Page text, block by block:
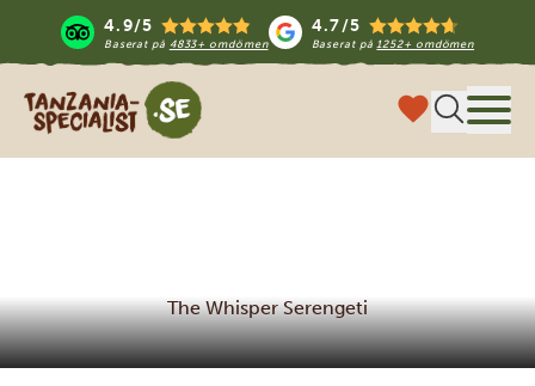
4.9/5
Baserat på 4833+ omdömen
4.7/5
Baserat på1252+ omdömen
Tanzania Specialist
The Whisper Serengeti